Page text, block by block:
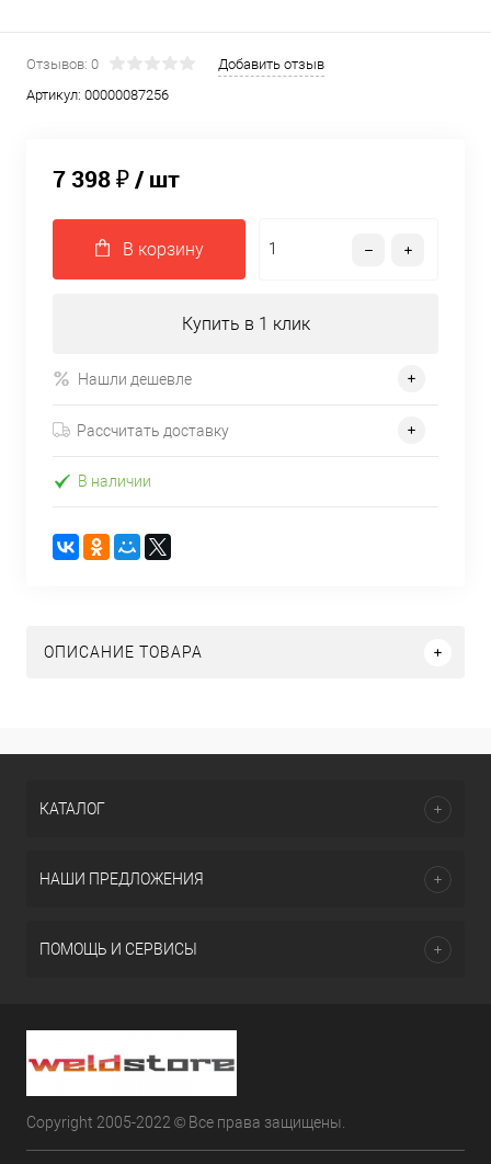
Отзывов: 0
Добавить отзыв
Артикул: 00000087256
7 398 ₽/ шт
В корзину
Купить в 1 клик
Нашли дешевле
Рассчитать доставку
В наличии
ОПИСАНИЕ ТОВАРА
КАТАЛОГ
НАШИ ПРЕДЛОЖЕНИЯ
ПОМОЩЬ И СЕРВИСЫ
Copyright 2005-2022 © Все права защищены.